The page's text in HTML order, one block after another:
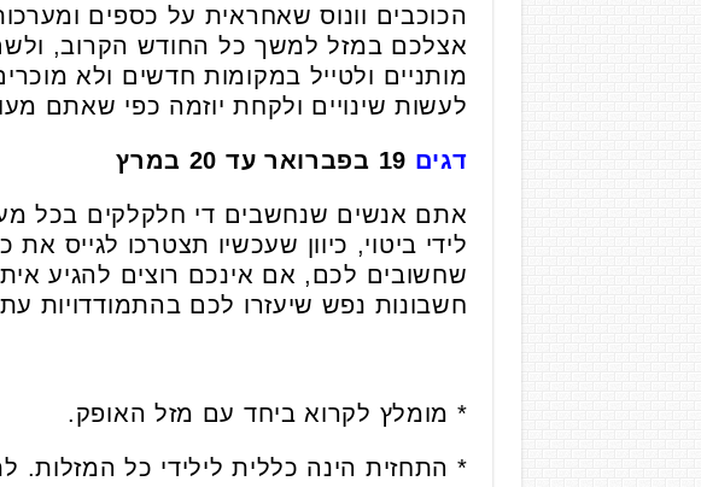
הכוכבים וונוס שאחראית על כספים
אצלכם במזל למשך כל החודש הקרוב, ולשם
מותניים ולטייל במקומות חדשים ולא
לעשות שינויים ולקחת יוזמה כפי שאתם
דגים
אתם אנשים שנחשבים די חלקלקים בכל
לידי ביטוי, כיוון שעכשיו תצטרכו
שחשובים לכם, אם אינכם רוצים להגיע
חשבונות נפש שיעזרו לכם בהתמודדויות
* מומלץ לקרוא ביחד עם מזל האופק.
* התחזית הינה כללית לילידי כל